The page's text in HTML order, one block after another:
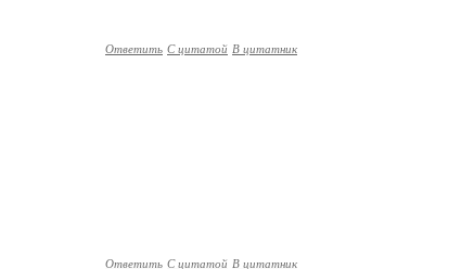
Ответить С цитатой В цитатник
Ответить С цитатой В цитатник